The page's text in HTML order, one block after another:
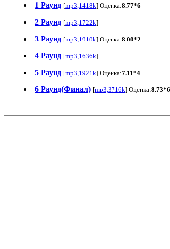
1 Раунд [mp3,1418k] Оценка:8.77*6
2 Раунд [mp3,1722k]
3 Раунд [mp3,1910k] Оценка:8.00*2
4 Раунд [mp3,1636k]
5 Раунд [mp3,1921k] Оценка:7.11*4
6 Раунд(Финал) [mp3,3716k] Оценка:8.73*6